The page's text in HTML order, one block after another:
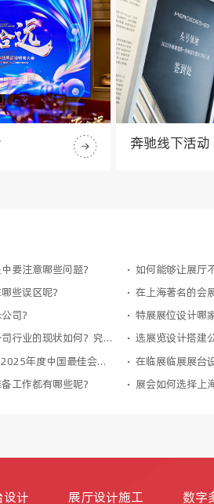
奔驰线下活动
要注意哪些问题？
些误区呢？
在上海著名的会
司？
特展展位设计哪
上海展台设计搭建公司行业的现状如何？究竟哪一家公司值得信任？
聚创展荣获「2024-2025年度中国最佳会展服务商」殊荣
工作都有哪些呢？
展会如何选择上
设计 展厅设计施工 数字